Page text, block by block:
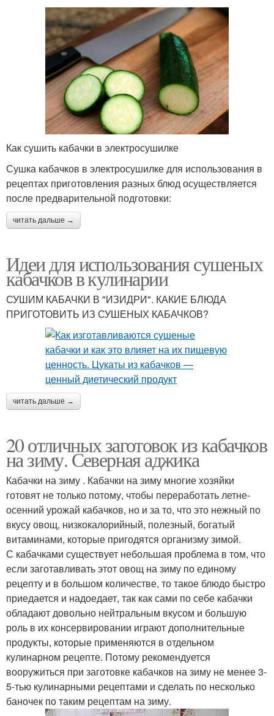
Как сушить кабачки в электросушилке
Сушка кабачков в электросушилке для использования в
рецептах приготовления разных блюд осуществляется
после предварительной подготовки:
читать дальше →
Идеи для использования сушеных
кабачков в кулинарии
СУШИМ КАБАЧКИ В "ИЗИДРИ". КАКИЕ БЛЮДА
ПРИГОТОВИТЬ ИЗ СУШЕНЫХ КАБАЧКОВ?
читать дальше →
20 отличных заготовок из кабачков
на зиму. Северная аджика
Кабачки на зиму . Кабачки на зиму многие хозяйки
готовят не только потому, чтобы переработать летне-
осенний урожай кабачков, но и за то, что это нежный по
вкусу овощ, низкокалорийный, полезный, богатый
витаминами, которые пригодятся организму зимой.
С кабачками существует небольшая проблема в том, что
если заготавливать этот овощ на зиму по единому
рецепту и в большом количестве, то такое блюдо быстро
приедается и надоедает, так как сами по себе кабачки
обладают довольно нейтральным вкусом и большую
роль в их консервировании играют дополнительные
продукты, которые применяются в отдельном
кулинарном рецепте. Потому рекомендуется
вооружиться при заготовке кабачков на зиму не менее 3-
5-тью кулинарными рецептами и сделать по несколько
баночек по таким рецептам на зиму.